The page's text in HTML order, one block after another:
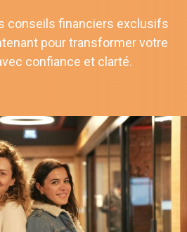
conseils financiers exclusifs
pour transformer votre
confiance et clarté.